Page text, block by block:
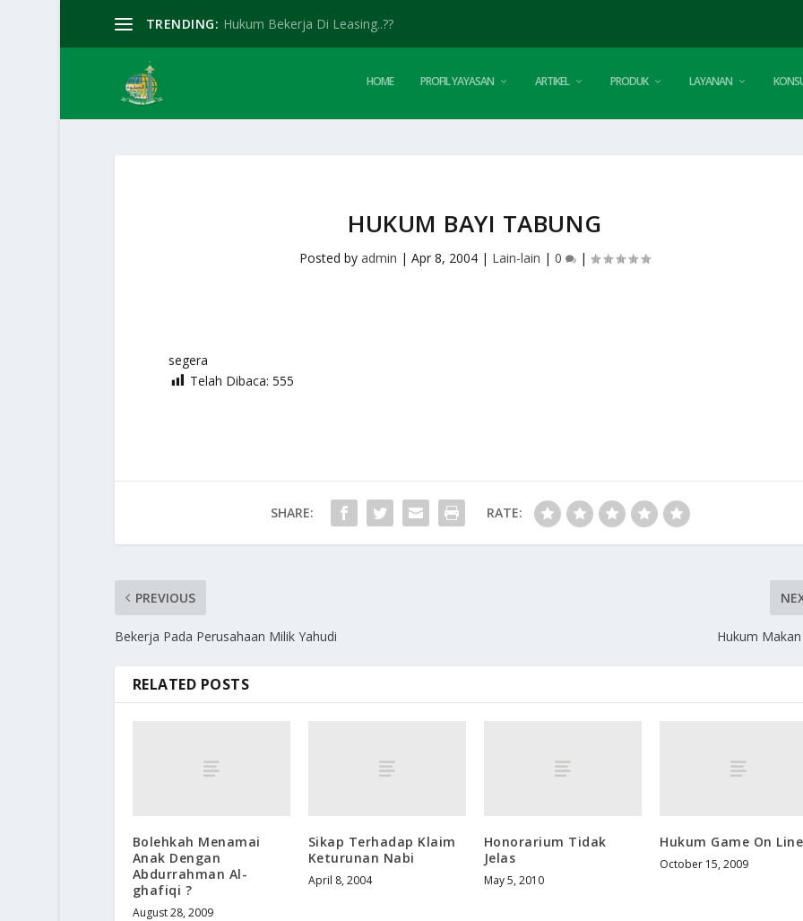
TRENDING: Hukum Bekerja Di Leasing..??
HOME PROFIL YAYASAN ARTIKEL PRODUK LAYANAN
HUKUM BAYI TABUNG
Posted byadmin |Apr 8, 2004 | Lain-lain |0 |
segera
Telah Dibaca: 555
SHARE: RATE:
PREVIOUS
Bekerja Pada Perusahaan Milik Yahudi Hukum
RELATED POSTS
Bolehkah Menamai
Anak Dengan
Abdurrahman Al-
ghafiqi ?
August 28, 2009
Sikap Terhadap Klaim
Keturunan Nabi
April 8, 2004
Honorarium Tidak
Jelas
May 5, 2010
Hukum Game On Line
October 15, 2009